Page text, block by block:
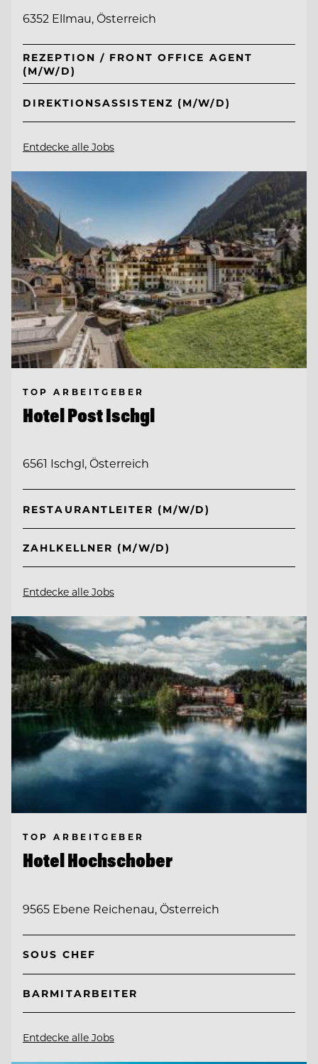
6352 Ellmau, Österreich
REZEPTION / FRONT OFFICE AGENT
(M/W/D)
DIREKTIONSASSISTENZ (M/W/D)
Entdecke alle Jobs
TOP ARBEITGEBER
Hotel Post Ischgl
6561 Ischgl, Österreich
RESTAURANTLEITER (M/W/D)
ZAHLKELLNER (M/W/D)
Entdecke alle Jobs
TOP ARBEITGEBER
Hotel Hochschober
9565 Ebene Reichenau, Österreich
SOUS CHEF
BARMITARBEITER
Entdecke alle Jobs